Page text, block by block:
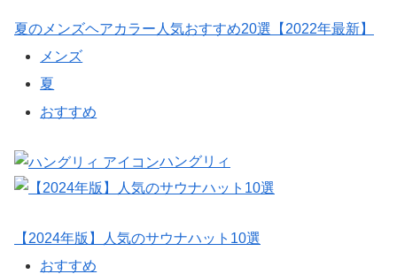
夏のメンズヘアカラー人気おすすめ20選【2022年最新】
メンズ
夏
おすすめ
ハングリィ
【2024年版】人気のサウナハット10選
おすすめ